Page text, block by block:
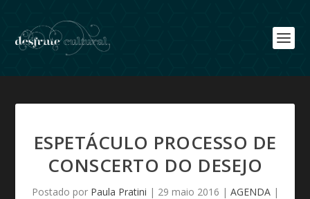
ESPETÁCULO PROCESSO DE
CONSCERTO DO DESEJO
Postado por Paula Pratini | 29 maio 2016 | AGENDA|